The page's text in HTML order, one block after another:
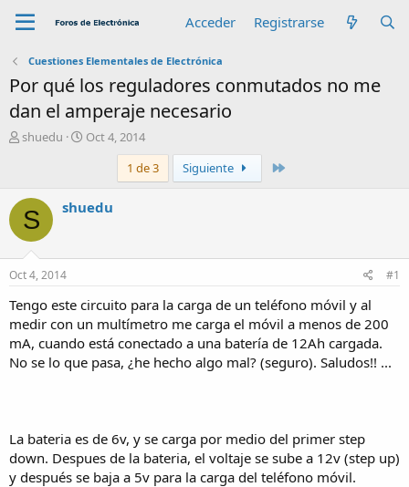
Acceder Registrarse
Cuestiones Elementales de Electrónica
Por qué los reguladores conmutados no me
dan el amperaje necesario
A
r
shuedu
F
a
d
c
o
Oct 4, 2014
1 de 3
Siguiente
S shuedu
Oct 4, 2014 #1
Tengo este circuito para la carga de un teléfono móvil y al
medir con un multímetro me carga el móvil a menos de 200
mA, cuando está conectado a una batería de 12Ah cargada.
No se lo que pasa, ¿he hecho algo mal? (seguro). Saludos!! ...
La bateria es de 6v, y se carga por medio del primer step
down. Despues de la bateria, el voltaje se sube a 12v (step up)
y después se baja a 5v para la carga del teléfono móvil.